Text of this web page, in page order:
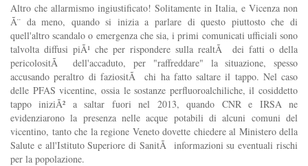
Altro che allarmismo ingiustificato! Solitamente in Italia, e Vicenza non
Ã¨ da meno, quando si inizia a parlare di questo piuttosto che di
quell'altro scandalo o emergenza che sia, i primi comunicati ufficiali sono
talvolta diffusi piÃ¹ che per rispondere sulla realtÃ dei fatti o della
pericolositÃ dell'accaduto, per "raffreddare" la situazione, spesso
accusando peraltro di faziositÃ chi ha fatto saltare il tappo. Nel caso
delle PFAS vicentine, ossia le sostanze perfluoroalchiliche, il cosiddetto
tappo iniziÃ² a saltar fuori nel 2013, quando CNR e IRSA ne
evidenziarono la presenza nelle acque potabili di alcuni comuni del
vicentino, tanto che la regione Veneto dovette chiedere al Ministero della
Salute e all'Istituto Superiore di SanitÃ informazioni su eventuali rischi
per la popolazione.